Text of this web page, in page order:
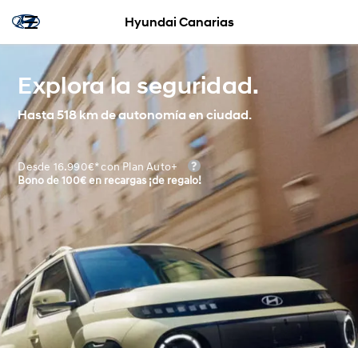
Hyundai Canarias
Explora la seguridad.
Hasta 518 km de autonomía en ciudad.
Desde 16.990€* con Plan Auto+
Bono de 100€ en recargas ¡de regalo!